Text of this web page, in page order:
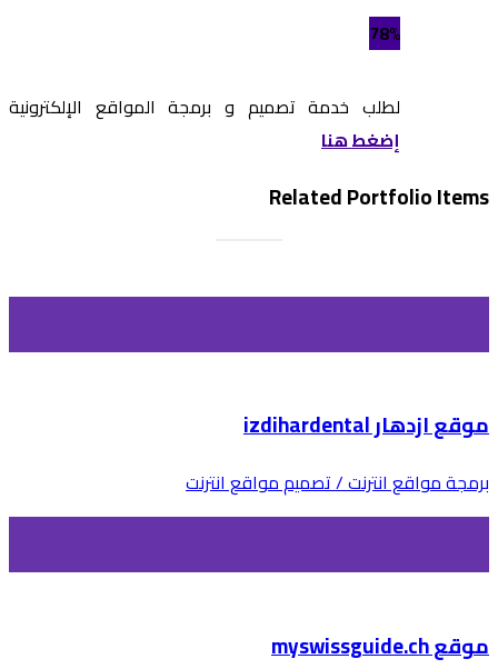
78%
لطلب خدمة تصميم و برمجة المواقع الإلكترونية
إضغط هنا
Related Portfolio Items
موقع ازدهار izdihardental
برمجة مواقع انترنت / تصميم مواقع انترنت
موقع myswissguide.ch